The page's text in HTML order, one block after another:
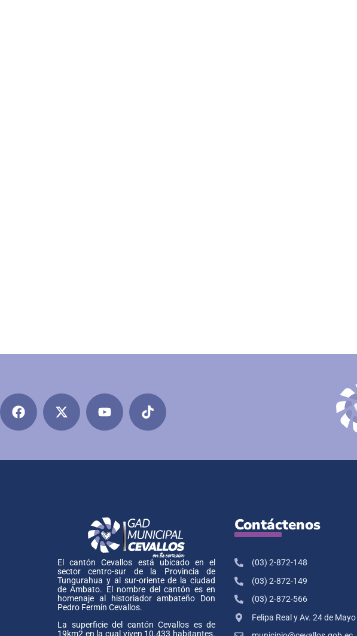
El cantón Cevallos está ubicado en el
sector centro-sur de la Provincia de
Tungurahua y al sur-oriente de la ciudad
de Ambato. El nombre del cantón es en
homenaje al historiador ambateño Don
Pedro Fermín Cevallos.
La superficie del cantón Cevallos es de
Contáctenos
(03) 2-872-148
(03) 2-872-149
(03) 2-872-566
Felipa Real y Av. 24 de Mayo